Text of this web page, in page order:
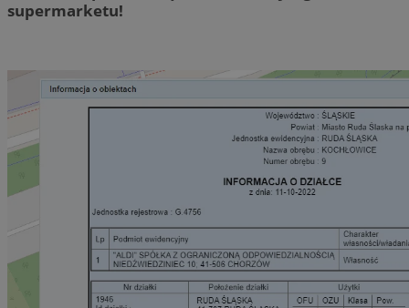
supermarketu!